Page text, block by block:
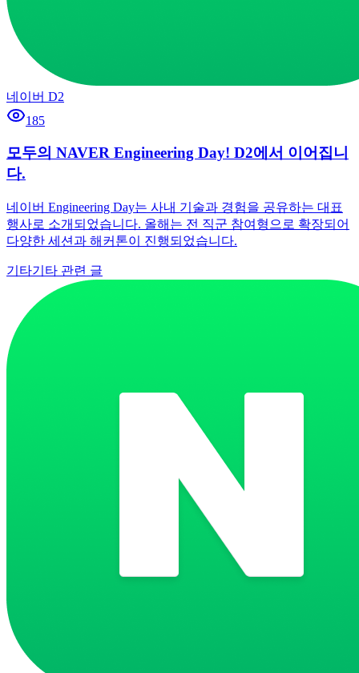
네이버 D2
185
모두의 NAVER Engineering Day! D2에서 이어집니
다.
네이버 Engineering Day는 사내 기술과 경험을 공유하는 대표
행사로 소개되었습니다. 올해는 전 직군 참여형으로 확장되어
다양한 세션과 해커톤이 진행되었습니다.
기타기타 관련 글